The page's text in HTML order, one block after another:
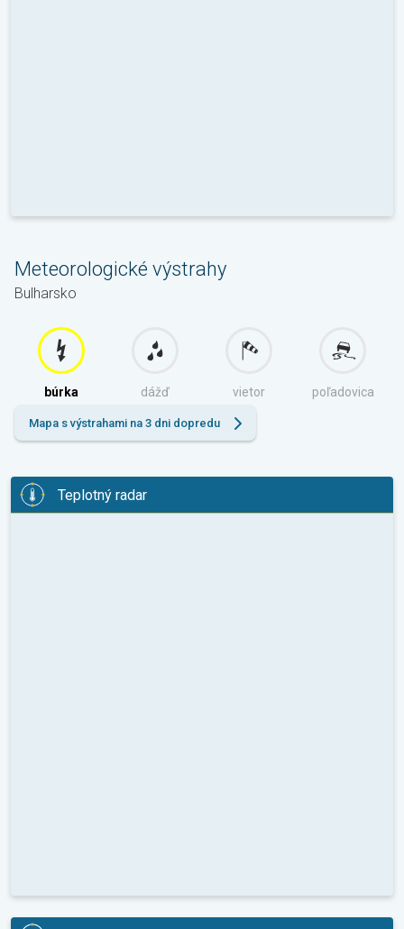
Meteorologické výstrahy
Bulharsko
búrka dážď vietor poľadovica
Mapa s výstrahami na 3 dni dopredu
Teplotný radar